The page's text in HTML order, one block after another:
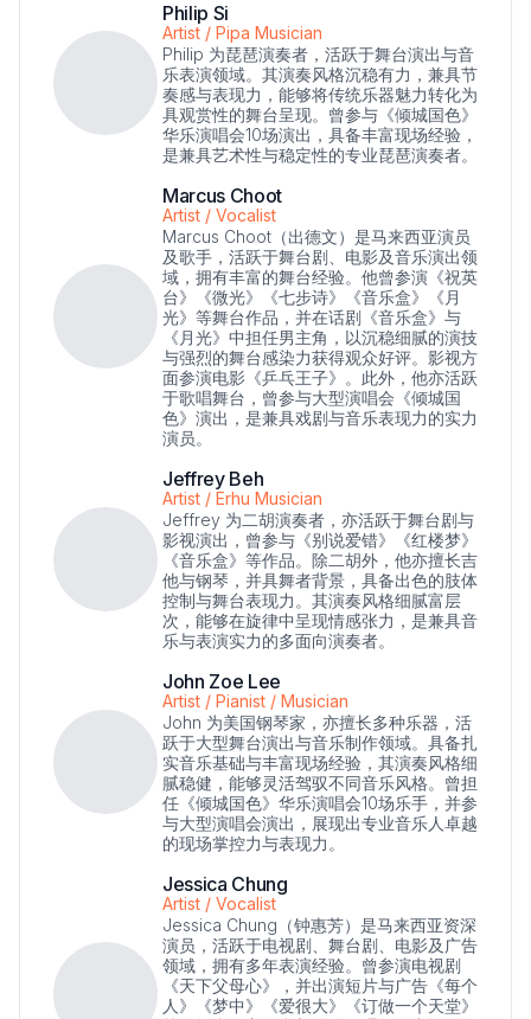
Philip Si
Artist / Pipa Musician
Philip 为琵琶演奏者，活跃于舞台演出与音
乐表演领域。其演奏风格沉稳有力，兼具节
奏感与表现力，能够将传统乐器魅力转化为
具观赏性的舞台呈现。曾参与《倾城国色》
华乐演唱会10场演出，具备丰富现场经验，
是兼具艺术性与稳定性的专业琵琶演奏者。
Marcus Choot
Artist / Vocalist
Marcus Choot（出德文）是马来西亚演员
及歌手，活跃于舞台剧、电影及音乐演出领
域，拥有丰富的舞台经验。他曾参演《祝英
台》《微光》《七步诗》《音乐盒》《月
光》等舞台作品，并在话剧《音乐盒》与
《月光》中担任男主角，以沉稳细腻的演技
与强烈的舞台感染力获得观众好评。影视方
面参演电影《乒乓王子》。此外，他亦活跃
于歌唱舞台，曾参与大型演唱会《倾城国
色》演出，是兼具戏剧与音乐表现力的实力
演员。
Jeffrey Beh
Artist / Erhu Musician
Jeffrey 为二胡演奏者，亦活跃于舞台剧与
影视演出，曾参与《别说爱错》《红楼梦》
《音乐盒》等作品。除二胡外，他亦擅长吉
他与钢琴，并具舞者背景，具备出色的肢体
控制与舞台表现力。其演奏风格细腻富层
次，能够在旋律中呈现情感张力，是兼具音
乐与表演实力的多面向演奏者。
John Zoe Lee
Artist / Pianist / Musician
John 为美国钢琴家，亦擅长多种乐器，活
跃于大型舞台演出与音乐制作领域。具备扎
实音乐基础与丰富现场经验，其演奏风格细
腻稳健，能够灵活驾驭不同音乐风格。曾担
任《倾城国色》华乐演唱会10场乐手，并参
与大型演唱会演出，展现出专业音乐人卓越
的现场掌控力与表现力。
Jessica Chung
Artist / Vocalist
Jessica Chung（钟惠芳）是马来西亚资深
演员，活跃于电视剧、舞台剧、电影及广告
领域，拥有多年表演经验。曾参演电视剧
《天下父母心》，并出演短片与广告《每个
人》《梦中》《爱很大》《订做一个天堂》